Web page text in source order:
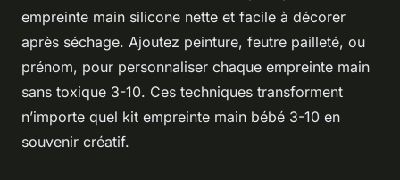
empreinte main silicone nette et facile à décorer
après séchage. Ajoutez peinture, feutre pailleté, ou
prénom, pour personnaliser chaque empreinte main
sans toxique 3-10. Ces techniques transforment
n’importe quel kit empreinte main bébé 3-10 en
souvenir créatif.